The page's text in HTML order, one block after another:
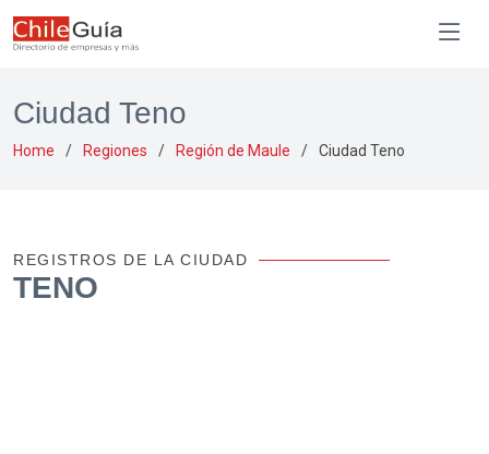
Ciudad Teno
Home Regiones Región de Maule Ciudad Teno
REGISTROS DE LA CIUDAD
TENO